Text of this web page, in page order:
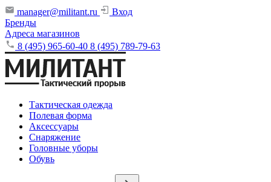
manager@militant.ru
Вход
Бренды
Адреса магазинов
8 (495) 965-60-40 8 (495) 789-79-63
Тактическая одежда
Полевая форма
Аксессуары
Снаряжение
Головные уборы
Обувь